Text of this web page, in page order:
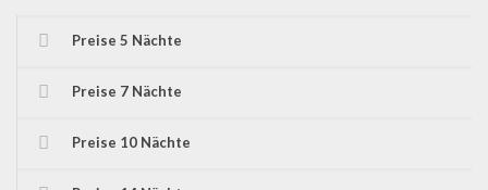
Preise 5 Nächte
Preise 7 Nächte
Preise 10 Nächte